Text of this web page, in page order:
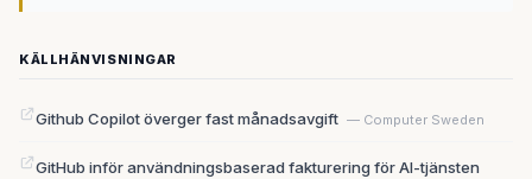
KÄLLHÄNVISNINGAR
Github Copilot överger fast månadsavgift — Computer Sweden
GitHub inför användningsbaserad fakturering för AI-tjänsten